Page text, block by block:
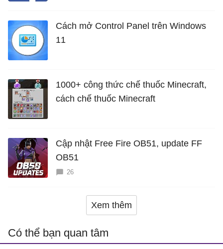
Cách mở Control Panel trên Windows
11
1000+ công thức chế thuốc Minecraft,
cách chế thuốc Minecraft
Cập nhật Free Fire OB51, update FF
OB51
26
Xem thêm
Có thể bạn quan tâm